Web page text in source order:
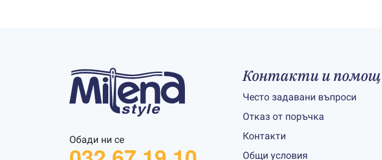
Обади ни се
Контакти и помощ
Често задавани въпроси
Отказ от поръчка
Контакти
Общи условия